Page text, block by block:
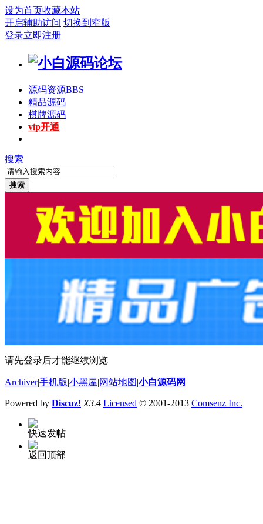
设为首页收藏本站
开启辅助访问 切换到窄版
登录立即注册
源码资源BBS
精品源码
棋牌源码
vip开通
搜索
搜索
请先登录后才能继续浏览
Archiver|手机版 小黑屋 网站地图 小白源码网
Powered by Discuz! X3.4 Licensed © 2001-2013 Comsenz Inc.
快速发帖
返回顶部